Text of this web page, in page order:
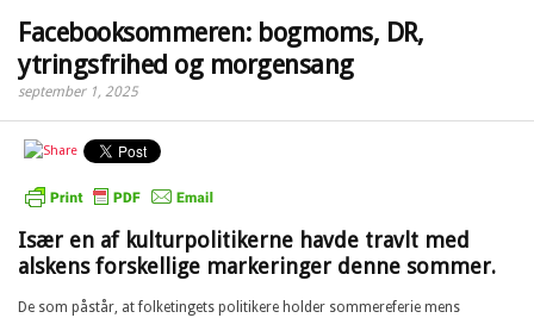
Facebooksommeren: bogmoms, DR,
ytringsfrihed og morgensang
september 1, 2025
Især en af kulturpolitikerne havde travlt med
alskens forskellige markeringer denne sommer.
De som påstår, at folketingets politikere holder sommereferie mens